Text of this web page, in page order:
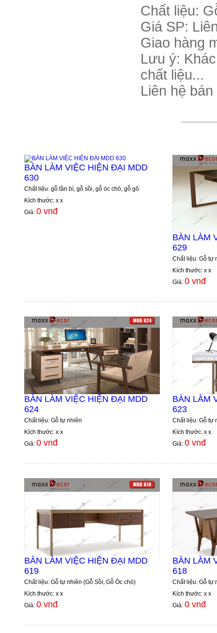
Chất liệu:
Giá SP:
Giao hàng
Lưu ý:
chất liệu...
Liên hệ
BÀN LÀM VIỆC HIỆN ĐẠI MDD
630
Chất liệu: gỗ tần bì, gỗ sồi, gỗ óc chó, gỗ gõ
Kích thước: x x
Giá: 0 vnđ
BÀN LÀM
629
Chất liệu: Gỗ tự
Kích thước: x x
Giá: 0 vnđ
BÀN LÀM VIỆC HIỆN ĐẠI MDD
624
Chất liệu: Gỗ tự nhiên
Kích thước: x x
Giá: 0 vnđ
BÀN LÀM
623
Chất liệu: Gỗ tự
Kích thước: x x
Giá: 0 vnđ
BÀN LÀM VIỆC HIỆN ĐẠI MDD
619
Chất liệu: Gỗ tự nhiên (Gỗ Sồi, Gỗ Óc chó)
Kích thước: x x
Giá: 0 vnđ
BÀN LÀM
618
Chất liệu: Gỗ tự
Kích thước: x x
Giá: 0 vnđ